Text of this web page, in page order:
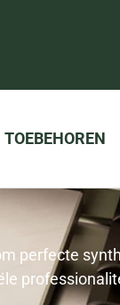
TOEBEHOREN
perfecte